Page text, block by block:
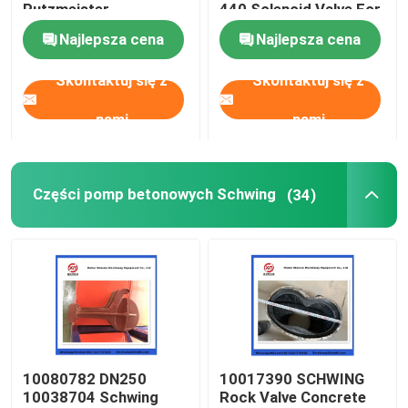
O nas
Wycieczka po fabryce
Kontrola jakości
Skontaktuj się z nami
Poprosić o wycenę
CZĘŚCI DO POMP DO BETONU PUTZMEISTER
Części pomp betonowych Schwing
Putzmeister
Agitatoring Paddles
Najlepsza cena
Skontaktuj się z
nami
440 Solenoid Valve For
Concrete Pump
Najlepsza cena
Skontaktuj się z
nami
Części pomp betonowych Schwing (34)
10080782 DN250
10038704 Schwing
10017390 SCHWING
Rock Valve Concrete